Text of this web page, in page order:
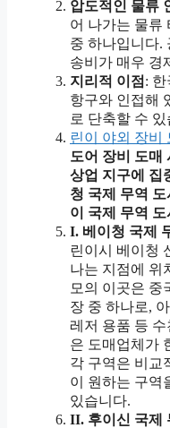
압도적인 물류
어 나가는 물류
중 하나입니다.
송비가 매우 경
지리적 이점 : 한
항구와 인접해
로 단축할 수
린이 야외 장비
도어 장비 도매
상업 지구에 집
청 국제 무역
이 국제 무역
I. 베이청 국제
린이시 베이청
나는 지점에 위
모의 이곳은 중
장 중 하나로,
레저 용품 등
은 도매업체가
각 구역은 비교
이 원하는 구역
있습니다.
II. 후이신 국제